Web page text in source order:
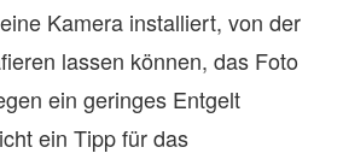
Kamera installiert, von der
lassen können, das Foto
ein geringes Entgelt
ein Tipp für das